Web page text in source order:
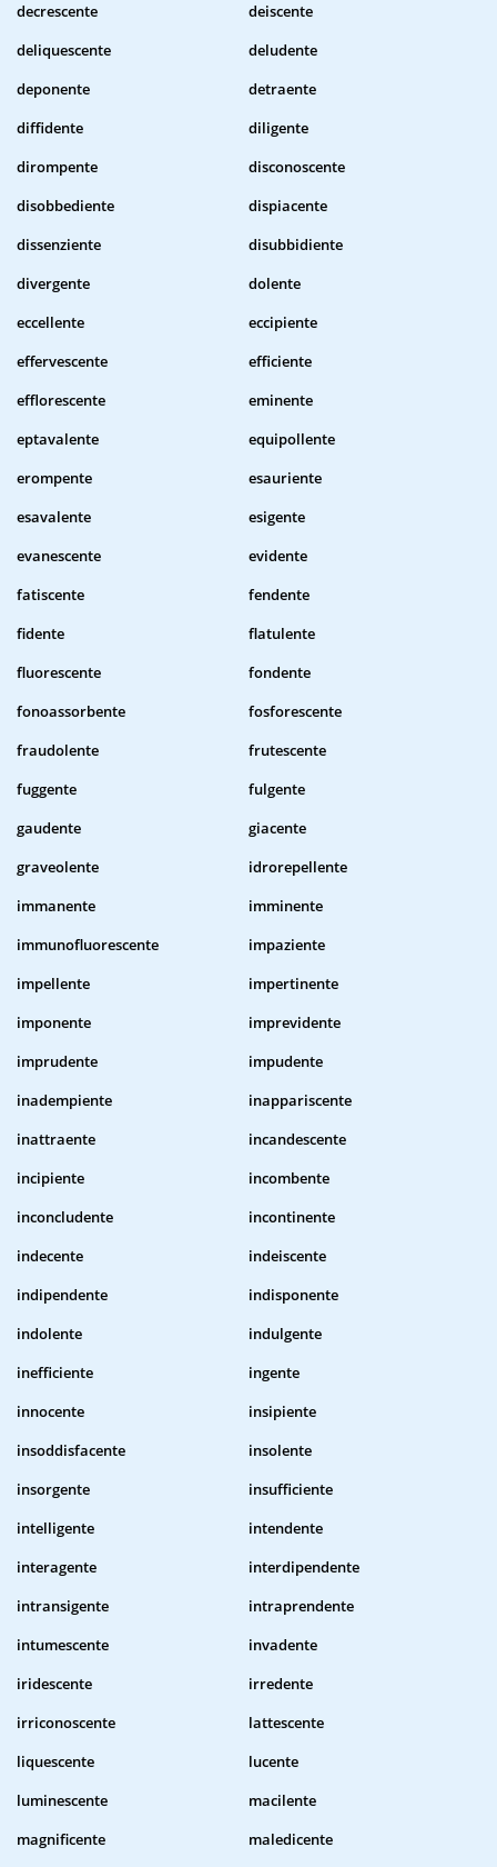
decrescente
deiscente
deliquescente
deludente
deponente
detraente
diffidente
diligente
dirompente
disconoscente
disobbediente
dispiacente
dissenziente
disubbidiente
divergente
dolente
eccellente
eccipiente
effervescente
efficiente
efflorescente
eminente
eptavalente
equipollente
erompente
esauriente
esavalente
esigente
evanescente
evidente
fatiscente
fendente
fidente
flatulente
fluorescente
fondente
fonoassorbente
fosforescente
fraudolente
frutescente
fuggente
fulgente
gaudente
giacente
graveolente
idrorepellente
immanente
imminente
immunofluorescente
impaziente
impellente
impertinente
imponente
imprevidente
imprudente
impudente
inadempiente
inappariscente
inattraente
incandescente
incipiente
incombente
inconcludente
incontinente
indecente
indeiscente
indipendente
indisponente
indolente
indulgente
inefficiente
ingente
innocente
insipiente
insoddisfacente
insolente
insorgente
insufficiente
intelligente
intendente
interagente
interdipendente
intransigente
intraprendente
intumescente
invadente
iridescente
irredente
irriconoscente
lattescente
liquescente
lucente
luminescente
macilente
magnificente
maledicente